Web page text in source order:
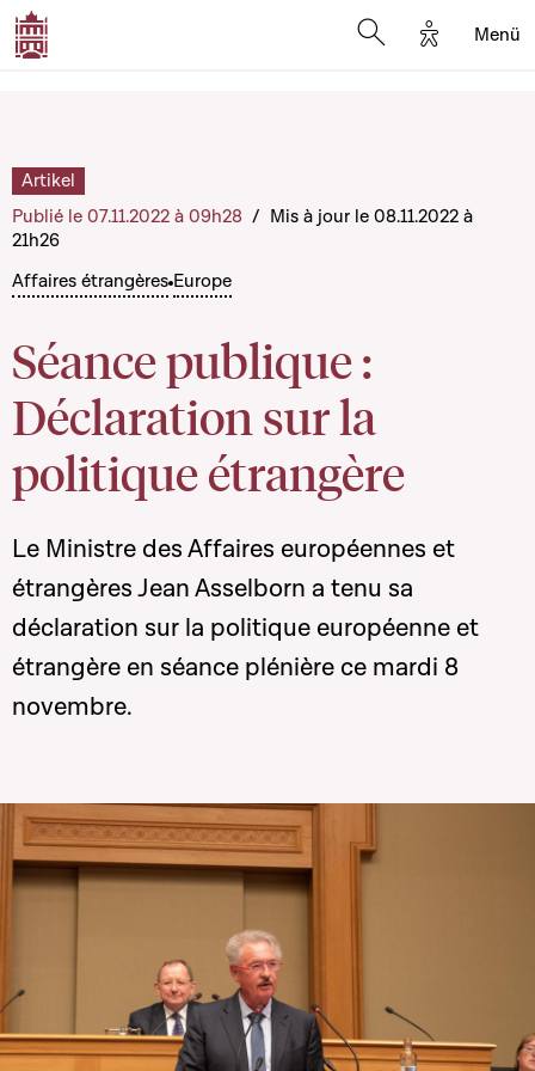
Options
Menü
Affaires étrangères Europe
Séance publique :
Déclaration sur la
politique étrangère
Artikel
Publié le 07.11.2022 à 09h28 / Mis à jour le 08.11.2022 à
21h26
Le Ministre des Affaires européennes et
étrangères Jean Asselborn a tenu sa
déclaration sur la politique européenne et
étrangère en séance plénière ce mardi 8
novembre.